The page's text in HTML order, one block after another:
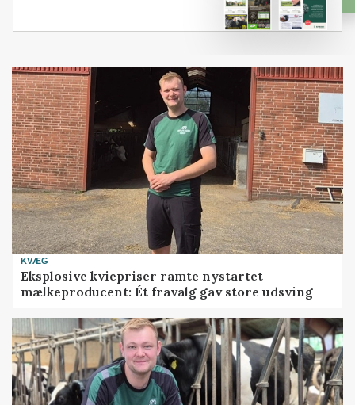
KVÆG
Eksplosive kviepriser ramte nystartet
mælkeproducent: Ét fravalg gav store udsving